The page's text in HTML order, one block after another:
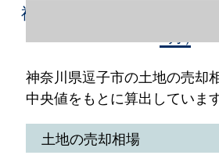
神奈川県逗子市の土地売却
神奈川県逗子市の土地の売却
中央値をもとに算出しています
土地の売却相場